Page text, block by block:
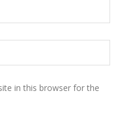
in this browser for the